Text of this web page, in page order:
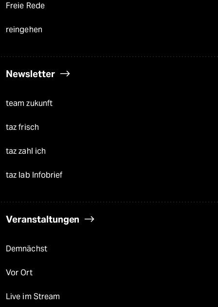
Freie Rede
reingehen
Newsletter
team zukunft
taz frisch
taz zahl ich
taz lab Infobrief
Veranstaltungen
Demnächst
Vor Ort
Live im Stream